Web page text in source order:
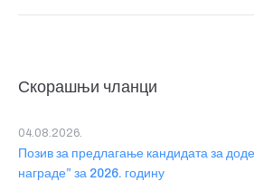
Скорашњи чланци
Позив за предлагање кандидата за
награде” за 2026. годину
04.08.2026.